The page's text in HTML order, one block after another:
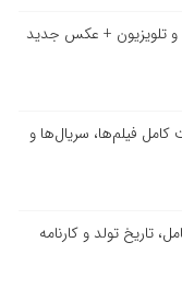
و تلویزیون + عکس جدید
فیلم‌ها، سریال‌ها و
تاریخ تولد و کارنامه